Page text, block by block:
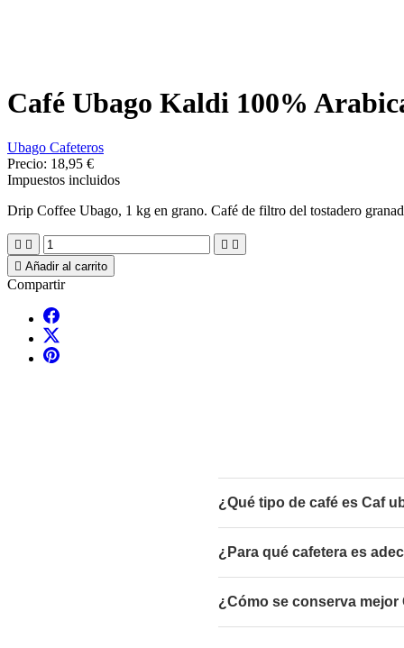
Café Ubago Kaldi 100%
Ubago Cafeteros
Precio: 18,95 €
Impuestos incluidos
Drip Coffee Ubago, 1 kg en grano. Café de filtro del tostadero
   
 Añadir al carrito
Compartir
¿Qué tipo de café es Caf
¿Para qué cafetera es
¿Cómo se conserva